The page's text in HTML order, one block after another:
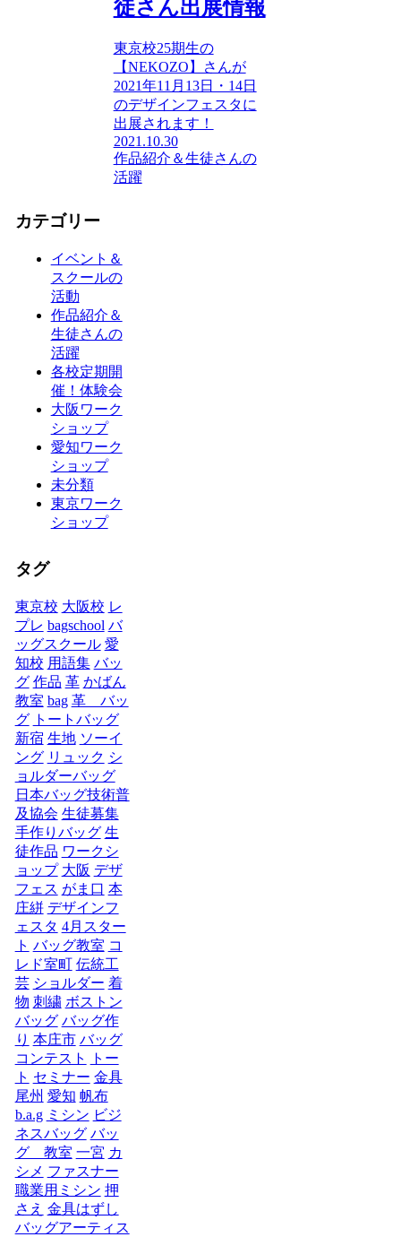
徒さん出展情報
東京校25期生の
【NEKOZO】さんが
2021年11月13日・14日
のデザインフェスタに
出展されます！
2021.10.30
作品紹介＆生徒さんの
活躍
カテゴリー
イベント＆
スクールの
活動
作品紹介＆
生徒さんの
活躍
各校定期開
催！体験会
大阪ワーク
ショップ
愛知ワーク
ショップ
未分類
東京ワーク
ショップ
タグ
東京校 大阪校 レ
プレ bagschool バ
ッグスクール 愛
知校 用語集 バッ
グ 作品 革 かばん
教室 bag 革 バッ
グ
トートバッグ
新宿 生地 ソーイ
ング リュック シ
ョルダーバッグ
日本バッグ技術普
及協会 生徒募集
手作りバッグ 生
徒作品 ワークシ
ョップ 大阪 デザ
フェス がま口 本
庄絣 デザインフ
ェスタ 4月スター
ト バッグ教室 コ
レド室町 伝統工
芸 ショルダー 着
物 刺繍 ボストン
バッグ バッグ作
り 本庄市 バッグ
コンテスト
トー
ト セミナー 金具
尾州 愛知 帆布
b.a.g ミシン ビジ
ネスバッグ バッ
グ 教室 一宮 カ
シメ ファスナー
職業用ミシン 押
さえ 金具はずし
バッグアーティス